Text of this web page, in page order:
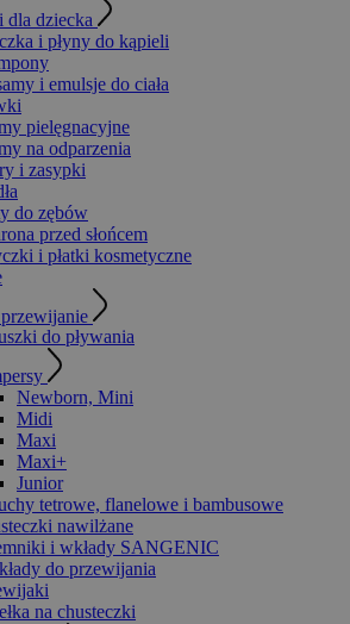
dla dziecka
i płyny do kąpieli
i emulsje do ciała
pielęgnacyjne
na odparzenia
i zasypki
do zębów
przed słońcem
i płatki kosmetyczne
do pływania
Newborn, Mini
Midi
Maxi
Maxi+
Junior
tetrowe, flanelowe i bambusowe
nawilżane
i wkłady SANGENIC
do przewijania
na chusteczki